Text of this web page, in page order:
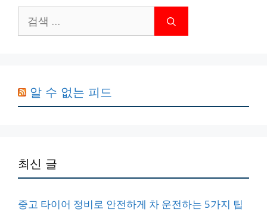
색:
알 수 없는 피드
최신 글
중고 타이어 정비로 안전하게 차 운전하는 5가지 팁